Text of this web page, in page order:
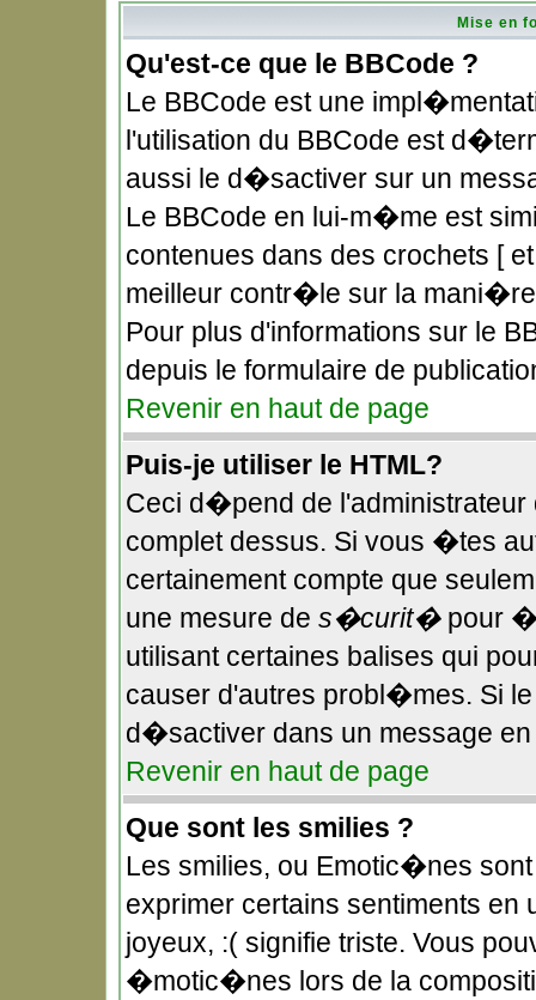
Mise en
Qu'est-ce que le BBCode ?
Le BBCode est une
l'utilisation du BBCode est
aussi le d�sactiver sur un
Le BBCode en lui-m�me est
contenues dans des crochets [
meilleur contr�le sur la
Pour plus d'informations sur le
depuis le formulaire de
Revenir en haut de page
Puis-je utiliser le HTML?
Ceci d�pend de
complet dessus. Si vous �tes
certainement compte que
une mesure de s�curit�pour
utilisant certaines balises qui
causer d'autres probl�mes. Si
d�sactiver dans un message
Revenir en haut de page
Que sont les smilies ?
Les smilies, ou Emotic�nes
exprimer certains sentiments en
joyeux, :( signifie triste. Vous
�motic�nes lors de la